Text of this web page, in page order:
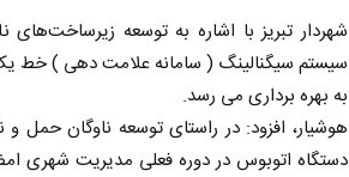
شهردار تبریز با اشاره به توسعه
سیستم سیگنالینگ ( سامانه علامت دهی ) خط یک
به بهره برداری می رسد.